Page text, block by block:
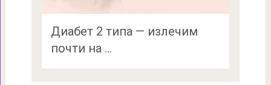
Диабет 2 типа — излечим
почти на …